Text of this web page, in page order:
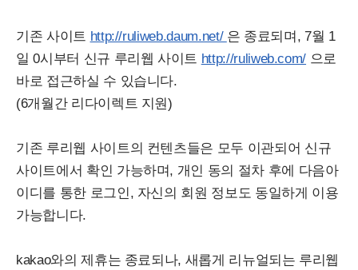
기존 사이트 http://ruliweb.daum.net/ 은 종료되며, 7월 1
일 0시부터 신규 루리웹 사이트 http://ruliweb.com/ 으로
바로 접근하실 수 있습니다.
(6개월간 리다이렉트 지원)
기존 루리웹 사이트의 컨텐츠들은 모두 이관되어 신규
사이트에서 확인 가능하며, 개인 동의 절차 후에 다음아
이디를 통한 로그인, 자신의 회원 정보도 동일하게 이용
가능합니다.
kakao와의 제휴는 종료되나, 새롭게 리뉴얼되는 루리웹